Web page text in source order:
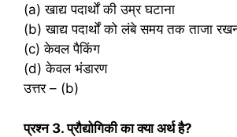
(a) खाद्य पदार्थों की उम्र घटाना
(b) खाद्य पदार्थों को लंबे समय तक ताजा
(c) केवल पैकिंग
(d) केवल भंडारण
उत्तर – (b)
प्रश्‍न 3. प्रौद्योगिकी का क्या अर्थ है?